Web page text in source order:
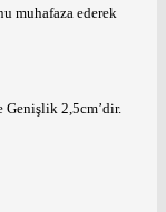
muhafaza ederek
2,5cm’dir.